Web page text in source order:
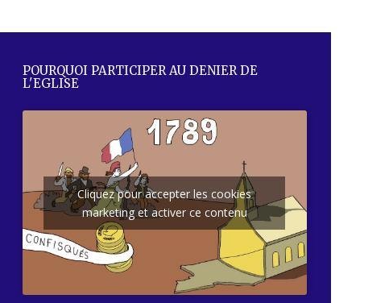
POURQUOI PARTICIPER AU DENIER DE
L'EGLISE
Cliquez pour accepter les cookies
marketing et activer ce contenu